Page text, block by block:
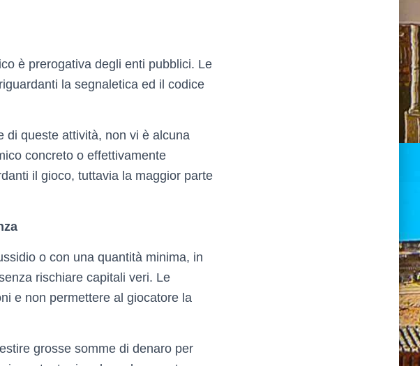
è prerogativa degli enti pubblici. Le
la segnaletica ed il codice
di queste attività, non vi è alcuna
concreto o effettivamente
il gioco, tuttavia la maggior parte
o con una quantità minima, in
rischiare capitali veri. Le
e non permettere al giocatore la
grosse somme di denaro per